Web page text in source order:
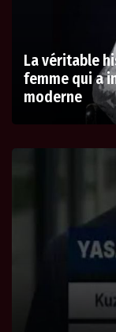
La véritable
femme qui a
moderne